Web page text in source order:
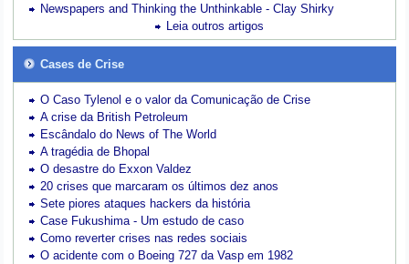
Newspapers and Thinking the Unthinkable - Clay Shirky
Leia outros artigos
Cases de Crise
O Caso Tylenol e o valor da Comunicação de Crise
A crise da British Petroleum
Escândalo do News of The World
A tragédia de Bhopal
O desastre do Exxon Valdez
20 crises que marcaram os últimos dez anos
Sete piores ataques hackers da história
Case Fukushima - Um estudo de caso
Como reverter crises nas redes sociais
O acidente com o Boeing 727 da Vasp em 1982